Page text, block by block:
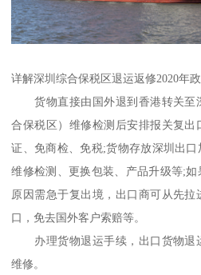
详解深圳综合保税区退运返修2020年
货物直接由国外退到香港转关至
合保税区）维修检测后安排报关复
证、免商检、免税;货物存放深圳出
维修检测、更换包装、产品升级等;
原因需急于复出境，出口商可从先拉
口，免去国外客户索赔等。
办理货物退运手续，出口货物退
维修。